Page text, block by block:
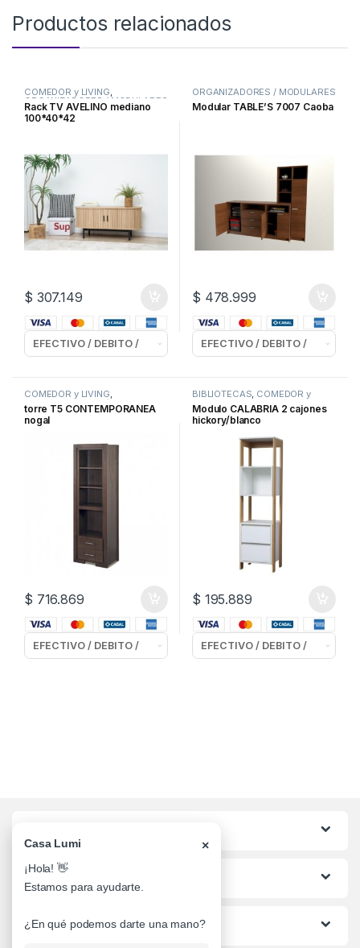
Productos relacionados
COMEDOR y LIVING,
ORGANIZADORES / MODULARES
Rack TV AVELINO mediano
100*40*42
$ 307.149
ORGANIZADORES / MODULARES
Modular TABLE’S 7007 Caoba
$ 478.999
COMEDOR y LIVING,
ORGANIZADORES / MODULARES
torre T5 CONTEMPORANEA
nogal
$ 716.869
BIBLIOTECAS, COMEDOR y
LIVING OFICINA,
ORGANIZADORES / MODULARES
Modulo CALABRIA 2 cajones
hickory/blanco
$ 195.889
Lo mas buscado
Informacion al Cliente
Casa Lumi ×
¡Hola! 👋
Estamos para ayudarte.
¿En qué podemos darte una mano?